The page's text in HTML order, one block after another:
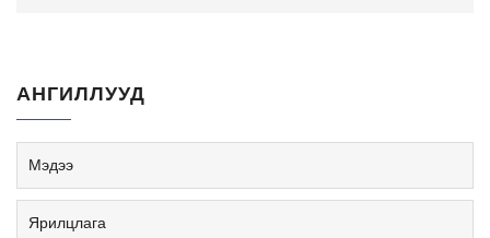
АНГИЛЛУУД
Мэдээ
Ярилцлага